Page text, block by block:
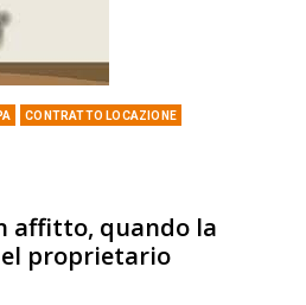
CONTRATTO LOCAZIONE
affitto, quando la
proprietario